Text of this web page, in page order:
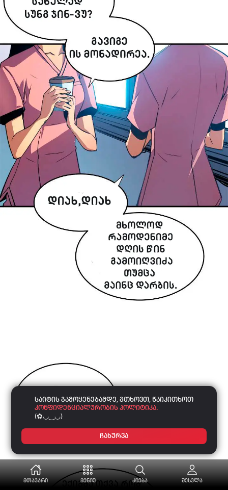
საიტის გამოყენებამდე, გთხოვთ, წაიკითხოთ
კონფიდენციალურობის პოლიტიკა.
(✿◡‿◡)
ჩახურვა
მთავარი მენიუ ძიება შესვლა